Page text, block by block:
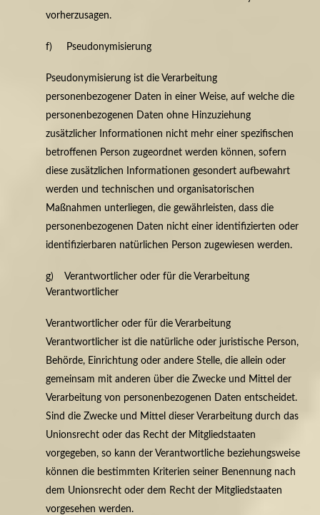
vorherzusagen.
f) Pseudonymisierung
Pseudonymisierung ist die Verarbeitung
personenbezogener Daten in einer Weise, auf welche die
personenbezogenen Daten ohne Hinzuziehung
zusätzlicher Informationen nicht mehr einer spezifischen
betroffenen Person zugeordnet werden können, sofern
diese zusätzlichen Informationen gesondert aufbewahrt
werden und technischen und organisatorischen
Maßnahmen unterliegen, die gewährleisten, dass die
personenbezogenen Daten nicht einer identifizierten oder
identifizierbaren natürlichen Person zugewiesen werden.
g) Verantwortlicher oder für die Verarbeitung
Verantwortlicher
Verantwortlicher oder für die Verarbeitung
Verantwortlicher ist die natürliche oder juristische Person,
Behörde, Einrichtung oder andere Stelle, die allein oder
gemeinsam mit anderen über die Zwecke und Mittel der
Verarbeitung von personenbezogenen Daten entscheidet.
Sind die Zwecke und Mittel dieser Verarbeitung durch das
Unionsrecht oder das Recht der Mitgliedstaaten
vorgegeben, so kann der Verantwortliche beziehungsweise
können die bestimmten Kriterien seiner Benennung nach
dem Unionsrecht oder dem Recht der Mitgliedstaaten
vorgesehen werden.